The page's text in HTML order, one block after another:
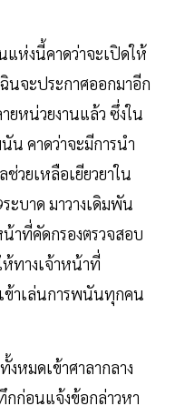
แห่งนี้คาดว่าจะเปิดให้
นจะประกาศออกมาอีก
ยหน่วยงานแล้ว ซึ่งใน
คาดว่าจะมีการนำ
วยเหลือเยียวยาใน
ะบาด มาวางเดิมพัน
าที่คัดกรองตรวจสอบ
ห้ทางเจ้าหน้าที่
ข้าเล่นการพนันทุกคน
หมดเข้าศาลากลาง
ก่อนแจ้งข้อกล่าวหา